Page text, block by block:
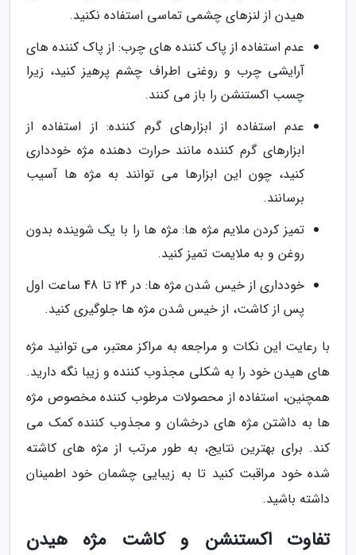
هیدن از لنزهای چشمی تماسی استفاده نکنید.
عدم استفاده از پاک کننده های چرب: از پاک کننده های
آرایشی چرب و روغنی اطراف چشم پرهیز کنید، زیرا
چسب اکستنشن را باز می کنند.
عدم استفاده از ابزارهای گرم کننده: از استفاده از
ابزارهای گرم کننده مانند حرارت دهنده مژه خودداری
کنید، چون این ابزارها می توانند به مژه ها آسیب
برسانند.
تمیز کردن ملایم مژه ها: مژه ها را با یک شوینده بدون
روغن و به ملایمت تمیز کنید.
خودداری از خیس شدن مژه ها: در 24 تا 48 ساعت اول
پس از کاشت، از خیس شدن مژه ها جلوگیری کنید.
با رعایت این نکات و مراجعه به مراکز معتبر، می توانید مژه
های هیدن خود را به شکلی مجذوب کننده و زیبا نگه دارید.
همچنین، استفاده از محصولات مرطوب کننده مخصوص مژه
ها به داشتن مژه های درخشان و مجذوب کننده کمک می
کند. برای بهترین نتایج، به طور مرتب از مژه های کاشته
شده خود مراقبت کنید تا به زیبایی چشمان خود اطمینان
داشته باشید.
تفاوت اکستنشن و کاشت مژه هیدن